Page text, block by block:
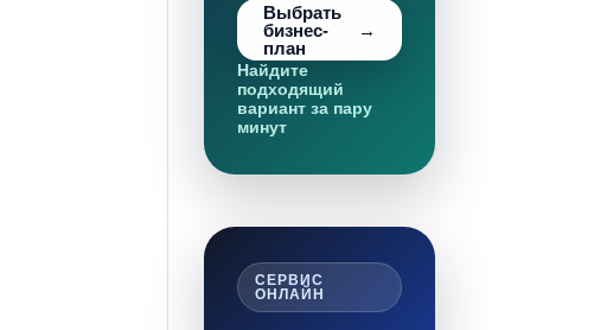
Выбрать
бизнес-
план
Найдите
подходящий
вариант за пару
минут
СЕРВИС
ОНЛАЙН